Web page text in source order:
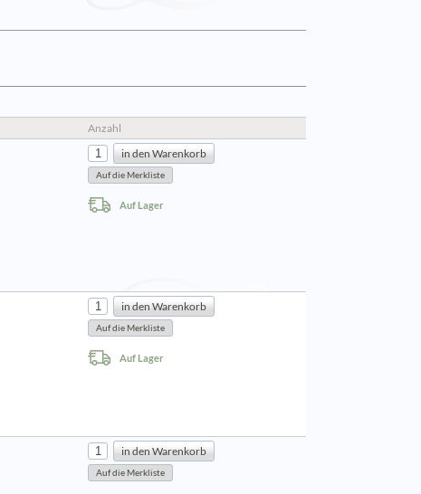
Anzahl
Auf Lager
Auf Lager